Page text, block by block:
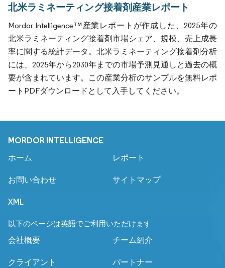
北米ラミネーティング接着剤産業レポート
Mordor Intelligence™産業レポートが作成した、2025年の
北米ラミネーティング接着剤市場シェア、規模、売上成長
率に関する統計データ。北米ラミネーティング接着剤分析
には、2025年から2030年までの市場予測見通しと過去の概
要が含まれています。この産業分析のサンプルを無料レポ
ートPDFダウンロードとして入手してください。
MORDOR INTELLIGENCE
ホーム レポート
お問い合わせ サイトマップ
XML
以下のページは英語でご利用いただけます
会社概要
チーム紹介
クライアント パートナー